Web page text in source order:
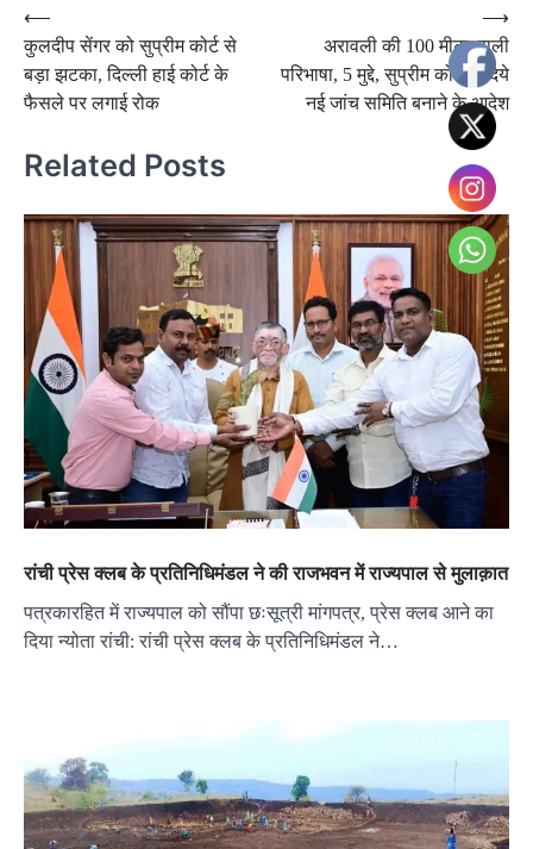
Post
navigation
⟵
कुलदीप सेंगर को सुप्रीम कोर्ट से
बड़ा झटका, दिल्ली हाई कोर्ट के
फैसले पर लगाई रोक
अरावली की 100 मीटर वाली
परिभाषा, 5 मुद्दे, सुप्रीम कोर्ट ने दिये
नई जांच समिति बनाने के आदेश
⟶
Related Posts
रांची प्रेस क्लब के प्रतिनिधिमंडल ने की राजभवन में राज्यपाल से मुलाक़ात
पत्रकारहित में राज्यपाल को सौंपा छःसूत्री मांगपत्र, प्रेस क्लब आने का
दिया न्योता रांची: रांची प्रेस क्लब के प्रतिनिधिमंडल ने…